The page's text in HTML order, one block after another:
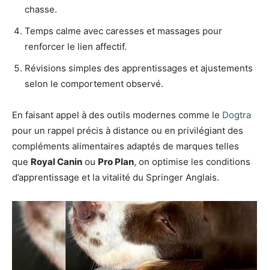
chasse.
Temps calme avec caresses et massages pour
renforcer le lien affectif.
Révisions simples des apprentissages et ajustements
selon le comportement observé.
En faisant appel à des outils modernes comme le Dogtra
pour un rappel précis à distance ou en privilégiant des
compléments alimentaires adaptés de marques telles
que Royal Canin ou Pro Plan, on optimise les conditions
d’apprentissage et la vitalité du Springer Anglais.